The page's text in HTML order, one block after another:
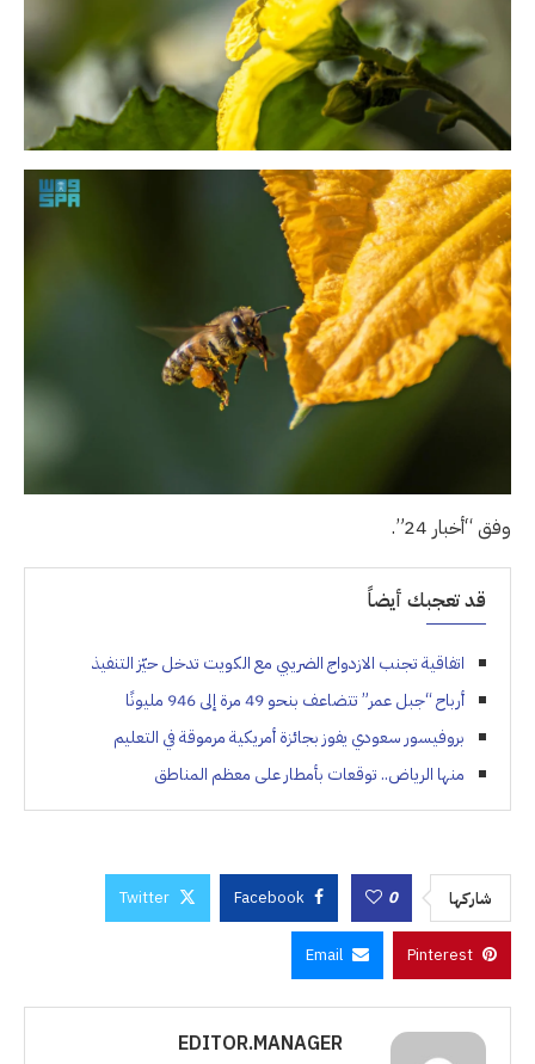
وفق “أخبار 24”.
قد تعجبك أيضاً
اتفاقية تجنب الازدواج الضريبي مع الكويت تدخل حيّز التنفيذ
أرباح “جبل عمر” تتضاعف بنحو 49 مرة إلى 946 مليونًا
بروفيسور سعودي يفوز بجائزة أمريكية مرموقة في التعليم
منها الرياض.. توقعات بأمطار على معظم المناطق
شاركها 0
Facebook
Twitter
Pinterest
Email
EDITOR.MANAGER